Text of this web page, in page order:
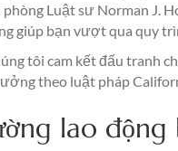
Luật sư Norman J.
giúp bạn vượt qua quy
tôi cam kết đấu tranh
theo luật pháp
lao